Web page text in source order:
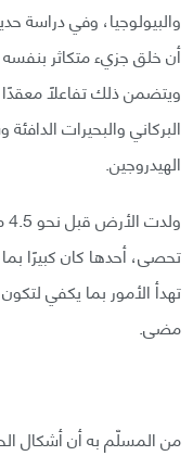
والبيولوجيا، وفي دراسة
أن خلق جزيء متكاثر
ويتضمن ذلك تفاعلًا معقدًا
البركاني والبحيرات
الهيدروجين.
تحصى، أحدها كان كبيرًا
مضى.
من المسلّم به أن أشكال